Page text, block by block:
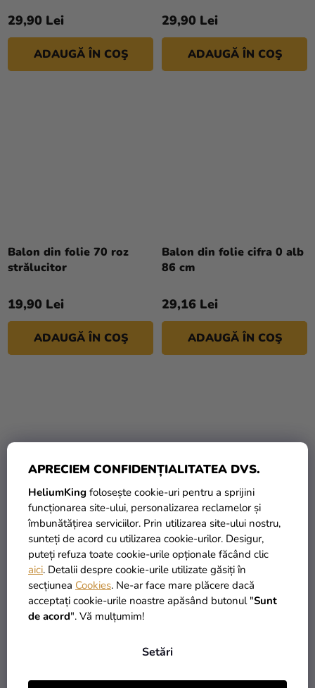
APRECIEM CONFIDENȚIALITATEA DVS.
HeliumKing folosește cookie-uri pentru a sprijini
funcționarea site-ului, personalizarea reclamelor și
îmbunătățirea serviciilor. Prin utilizarea site-ului nostru,
sunteți de acord cu utilizarea cookie-urilor. Desigur,
puteți refuza toate cookie-urile opționale făcând clic
aici. Detalii despre cookie-urile utilizate găsiți în
secțiunea Cookies. Ne-ar face mare plăcere dacă
acceptați cookie-urile noastre apăsând butonul "Sunt
de acord". Vă mulțumim!
Setări
29,90 Lei
ADAUGĂ ÎN COŞ
29,90 Lei
ADAUGĂ ÎN COŞ
Balon din folie 70 roz
strălucitor
19,90 Lei
ADAUGĂ ÎN COŞ
Balon din folie cifra 0 alb
86 cm
29,16 Lei
ADAUGĂ ÎN COŞ
Balon din folie cifra 0
aniversară auriu 86 cm
29,90 Lei
ADAUGĂ ÎN COŞ
Balon din folie cifra 0
aniversară auriu rose
29,90 Lei